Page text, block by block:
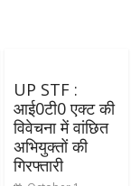
UP STF :
आई0टी0 एक्ट की
विवेचना में वांछित
अभियुक्तों की
गिरफ्तारी